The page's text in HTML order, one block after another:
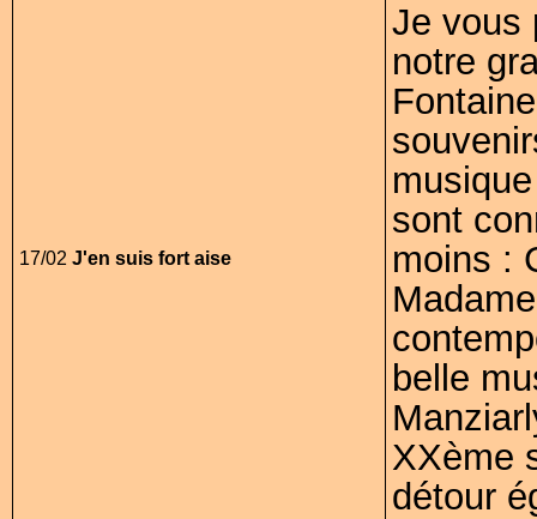
17/02 J'en suis fort aise
Je vous
notre
sont
moins :
belle
XXème
détour